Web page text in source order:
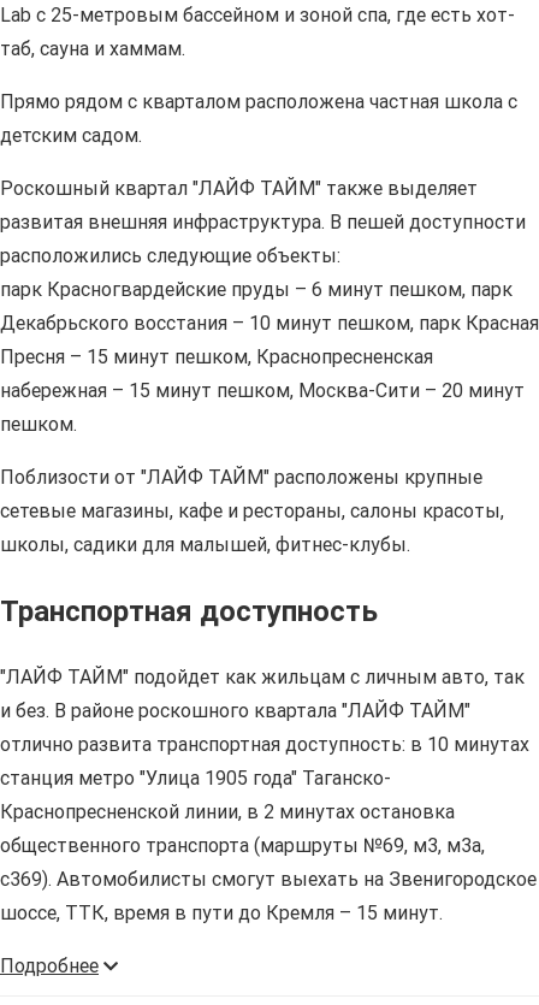
Lab с 25-метровым бассейном и зоной спа, где есть хот-
таб, сауна и хаммам.
Прямо рядом с кварталом расположена частная школа с
детским садом.
Роскошный квартал "ЛАЙФ ТАЙМ" также выделяет
развитая внешняя инфраструктура. В пешей доступности
расположились следующие объекты:
парк Красногвардейские пруды – 6 минут пешком, парк
Декабрьского восстания – 10 минут пешком, парк Красная
Пресня – 15 минут пешком, Краснопресненская
набережная – 15 минут пешком, Москва-Сити – 20 минут
пешком.
Поблизости от "ЛАЙФ ТАЙМ" расположены крупные
сетевые магазины, кафе и рестораны, салоны красоты,
школы, садики для малышей, фитнес-клубы.
Транспортная доступность
"ЛАЙФ ТАЙМ" подойдет как жильцам с личным авто, так
и без. В районе роскошного квартала "ЛАЙФ ТАЙМ"
отлично развита транспортная доступность: в 10 минутах
станция метро "Улица 1905 года" Таганско-
Краснопресненской линии, в 2 минутах остановка
общественного транспорта (маршруты №69, м3, м3а,
с369). Автомобилисты смогут выехать на Звенигородское
шоссе, ТТК, время в пути до Кремля – 15 минут.
Подробнее